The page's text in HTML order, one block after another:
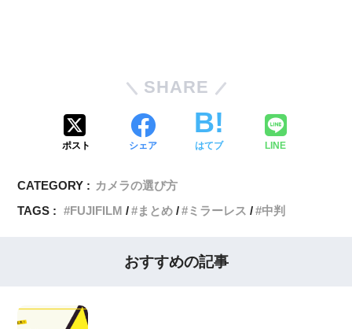
SHARE
ポスト シェア はてブ LINE
CATEGORY : カメラの選び方
TAGS :
FUJIFILM まとめ ミラーレス 中判
おすすめの記事